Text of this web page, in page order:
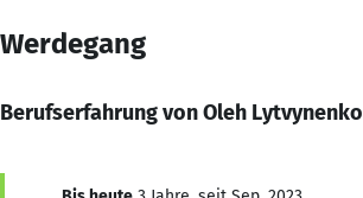
Werdegang
Berufserfahrung von Oleh Lytvynenko